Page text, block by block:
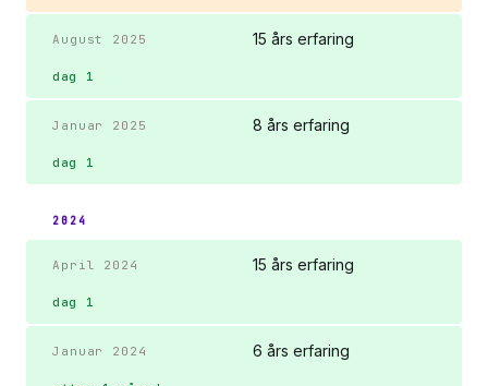
August 2025 15 års erfaring
dag 1
Januar 2025 8 års erfaring
dag 1
2024
April 2024 15 års erfaring
dag 1
Januar 2024 6 års erfaring